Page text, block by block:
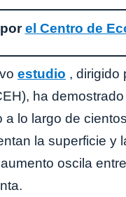
porel Centro de
estudio , dirigido
ha
a lo largo de
la superficie y
oscila